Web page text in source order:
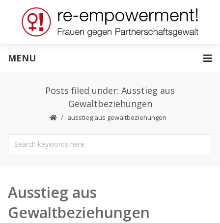
MENU
Posts filed under: Ausstieg aus
Gewaltbeziehungen
ausstieg aus gewaltbeziehungen
Ausstieg aus
Gewaltbeziehungen